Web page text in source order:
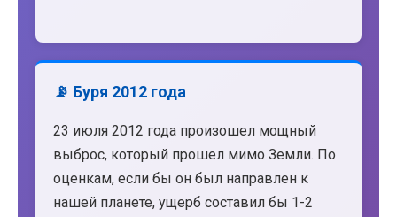
📡 Буря 2012 года
23 июля 2012 года произошел мощный
выброс, который прошел мимо Земли. По
оценкам, если бы он был направлен к
нашей планете, ущерб составил бы 1-2